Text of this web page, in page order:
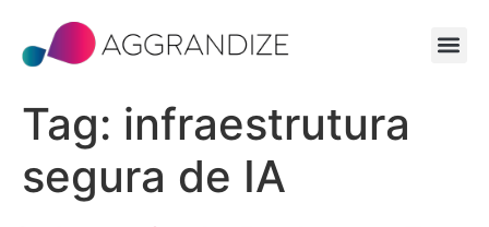
Tag: infraestrutura
segura de IA